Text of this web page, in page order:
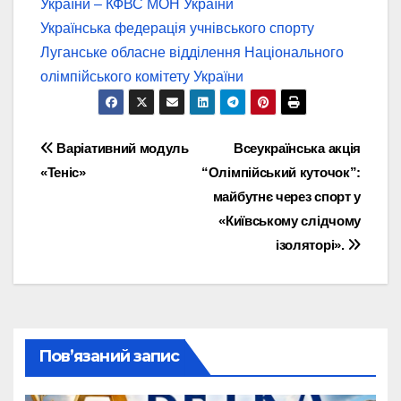
України – КФВС МОН України
Українська федерація учнівського спорту
Луганське обласне відділення Національного
олімпійського комітету України
Навігація
Всеукраїнська акція
“Олімпійський куточок”:
майбутнє через спорт у
«Київському слідчому
ізоляторі».
Варіативний модуль
«Теніс»
Пов’язаний запис